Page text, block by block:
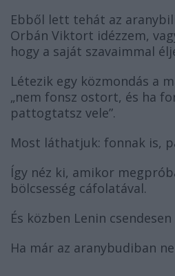
Ebből lett tehát az
Orbán Viktort idézzem,
hogy a saját szavaimmal
Létezik egy közmondás a
„nem fonsz ostort, és ha
pattogtatsz vele”.
Most láthatjuk: fonnak is,
Így néz ki, amikor
bölcsesség cáfolatával.
És közben Lenin
Ha már az aranybudiban